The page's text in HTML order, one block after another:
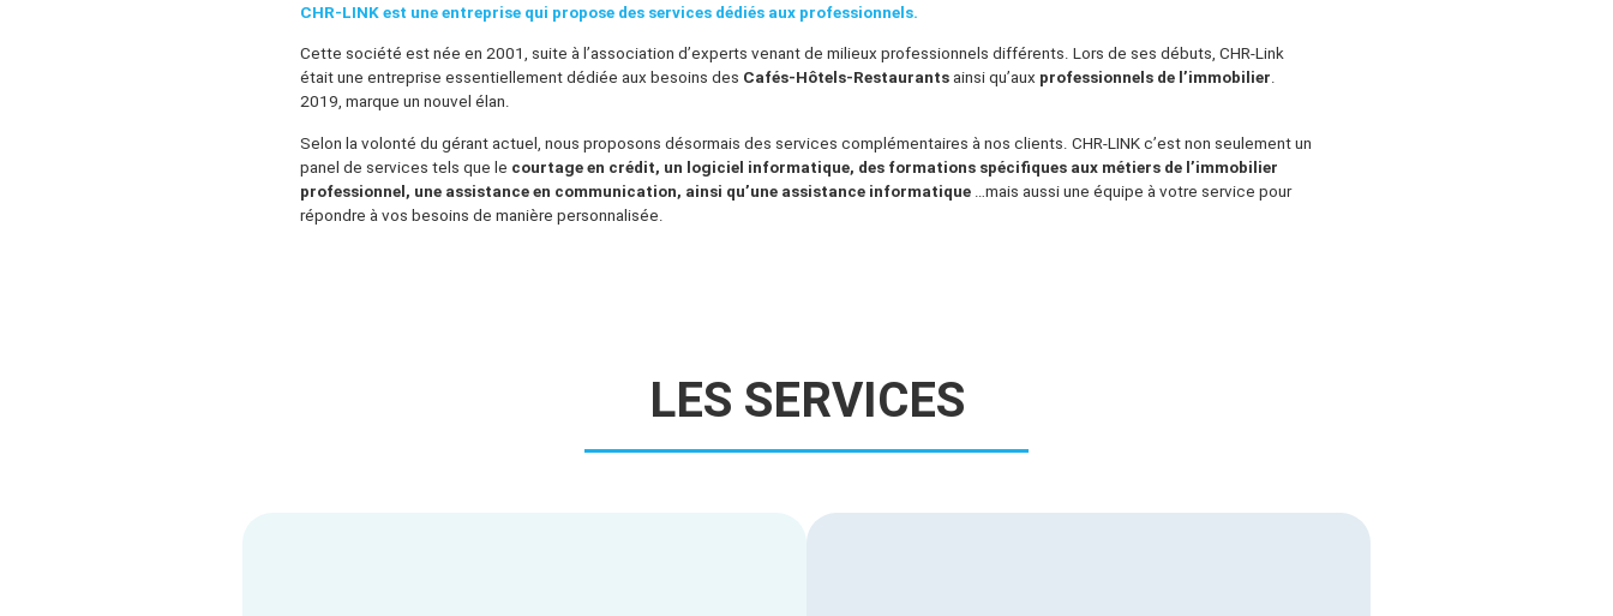
CHR-LINK est une entreprise qui propose des services dédiés aux professionnels.
Cette société est née en 2001, suite à l’association d’experts venant de milieux professionnels différents. Lors de ses débuts, CHR-Link
était une entreprise essentiellement dédiée aux besoins des Cafés-Hôtels-Restaurantsainsi qu’aux professionnels de l’immobilier.
2019, marque un nouvel élan.
Selon la volonté du gérant actuel, nous proposons désormais des services complémentaires à nos clients. CHR-LINK c’est non seulement un
panel de services tels que le courtage en crédit, un logiciel informatique, des formations spécifiques aux métiers de l’immobilier
professionnel, une assistance en communication, ainsi qu’une assistance informatique…mais aussi une équipe à votre service pour
répondre à vos besoins de manière personnalisée.
LES SERVICES